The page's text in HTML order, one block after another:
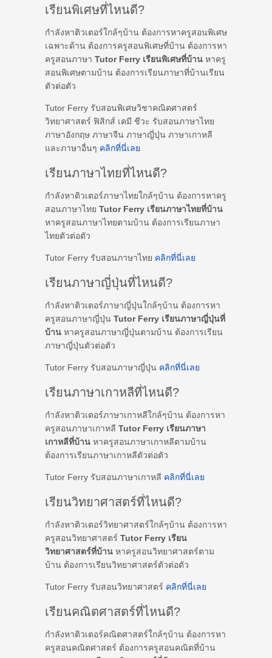
เรียนพิเศษที่ไหนดี?
กำลังหาติวเตอร์ใกล้ๆบ้าน ต้องการหาครูสอนพิเศษ
เฉพาะด้าน ต้องการครูสอนพิเศษที่บ้าน ต้องการหา
ครูสอนภาษา Tutor Ferry เรียนพิเศษที่บ้าน หาครู
สอนพิเศษตามบ้าน ต้องการเรียนภาษาที่บ้านเรียน
ตัวต่อตัว
Tutor Ferry รับสอนพิเศษวิชาคณิตศาสตร์
วิทยาศาสตร์ ฟิสิกส์ เคมี ชีวะ รับสอนภาษาไทย
ภาษาอังกฤษ ภาษาจีน ภาษาญี่ปุ่น ภาษาเกาหลี
และภาษาอื่นๆ คลิกที่นี่เลย
เรียนภาษาไทยที่ไหนดี?
กำลังหาติวเตอร์ภาษาไทยใกล้ๆบ้าน ต้องการหาครู
สอนภาษาไทย Tutor Ferry เรียนภาษาไทยที่บ้าน
หาครูสอนภาษาไทยตามบ้าน ต้องการเรียนภาษา
ไทยตัวต่อตัว
Tutor Ferry รับสอนภาษาไทย คลิกที่นี่เลย
เรียนภาษาญี่ปุ่นที่ไหนดี?
กำลังหาติวเตอร์ภาษาญี่ปุ่นใกล้ๆบ้าน ต้องการหา
ครูสอนภาษาญี่ปุ่น Tutor Ferry เรียนภาษาญี่ปุ่นที่
บ้าน หาครูสอนภาษาญี่ปุ่นตามบ้าน ต้องการเรียน
ภาษาญี่ปุ่นตัวต่อตัว
Tutor Ferry รับสอนภาษาญี่ปุ่น คลิกที่นี่เลย
เรียนภาษาเกาหลีที่ไหนดี?
กำลังหาติวเตอร์ภาษาเกาหลีใกล้ๆบ้าน ต้องการหา
ครูสอนภาษาเกาหลี Tutor Ferry เรียนภาษา
เกาหลีที่บ้าน หาครูสอนภาษาเกาหลีตามบ้าน
ต้องการเรียนภาษาเกาหลีตัวต่อตัว
Tutor Ferry รับสอนภาษาเกาหลี คลิกที่นี่เลย
เรียนวิทยาศาสตร์ที่ไหนดี?
กำลังหาติวเตอร์วิทยาศาสตร์ใกล้ๆบ้าน ต้องการหา
ครูสอนวิทยาศาสตร์ Tutor Ferry เรียน
วิทยาศาสตร์ที่บ้าน หาครูสอนวิทยาศาสตร์ตาม
บ้าน ต้องการเรียนวิทยาศาสตร์ตัวต่อตัว
Tutor Ferry รับสอนวิทยาศาสตร์ คลิกที่นี่เลย
เรียนคณิตศาสตร์ที่ไหนดี?
กำลังหาติวเตอร์คณิตศาสตร์ใกล้ๆบ้าน ต้องการหา
ครูสอนคณิตศาสตร์ ต้องการครูสอนคณิตที่บ้าน